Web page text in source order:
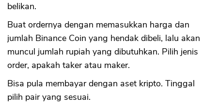
belikan.
Buat ordernya dengan memasukkan harga dan
jumlah Binance Coin yang hendak dibeli, lalu akan
muncul jumlah rupiah yang dibutuhkan. Pilih jenis
order, apakah taker atau maker.
Bisa pula membayar dengan aset kripto. Tinggal
pilih pair yang sesuai.